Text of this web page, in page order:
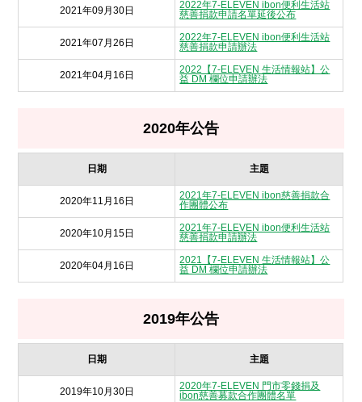
2021年09月30日
2022年7-ELEVEN ibon便利生活站
慈善捐款申請名單延後公布
2021年07月26日
2022年7-ELEVEN ibon便利生活站
慈善捐款申請辦法
2021年04月16日
2022【7-ELEVEN 生活情報站】公
益 DM 欄位申請辦法
2020年公告
日期 主題
2020年11月16日
2021年7-ELEVEN ibon慈善捐款合
作團體公布
2020年10月15日
2021年7-ELEVEN ibon便利生活站
慈善捐款申請辦法
2020年04月16日
2021【7-ELEVEN 生活情報站】公
益 DM 欄位申請辦法
2019年公告
日期 主題
2019年10月30日
2020年7-ELEVEN 門市零錢捐及
ibon慈善募款合作團體名單